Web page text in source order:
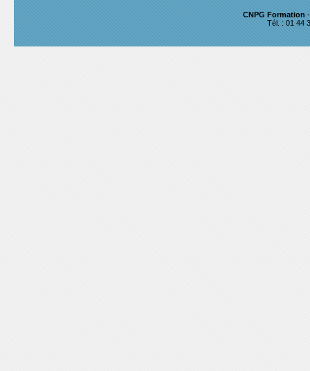
CNPG Formation
Tél. : 01 44